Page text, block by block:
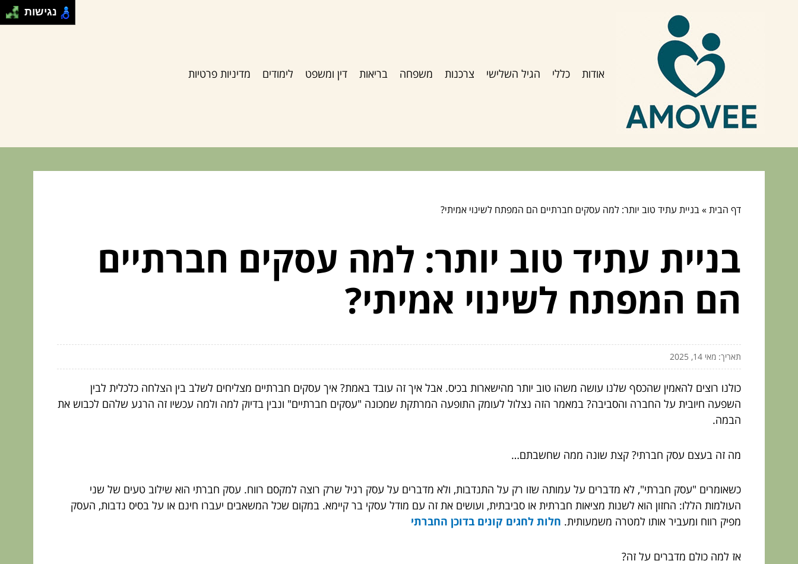
אודות כללי הגיל השלישי צרכנות משפחה בריאות דין ומשפט לימודים מדיניות פרטיות
דף הבית»בניית עתיד טוב יותר: למה עסקים חברתיים הם המפתח לשינוי אמיתי?
בניית עתיד טוב יותר: למה עסקים חברתיים
הם המפתח לשינוי אמיתי?
תאריך: מאי 14, 2025
כולנו רוצים להאמין שהכסף שלנו עושה משהו טוב יותר מהישארות בכיס. אבל איך זה עובד באמת? איך עסקים חברתיים מצליחים לשלב בין הצלחה כלכלית לבין
השפעה חיובית על החברה והסביבה? במאמר הזה נצלול לעומק התופעה המרתקת שמכונה "עסקים חברתיים" ונבין בדיוק למה ולמה עכשיו זה הרגע שלהם לכבוש את
הבמה.
מה זה בעצם עסק חברתי? קצת שונה ממה שחשבתם…
כשאומרים "עסק חברתי", לא מדברים על עמותה שזו רק על התנדבות, ולא מדברים על עסק רגיל שרק רוצה למקסם רווח. עסק חברתי הוא שילוב טעים של שני
העולמות הללו: החזון הוא לשנות מציאות חברתית או סביבתית, ועושים את זה עם מודל עסקי בר קיימא. במקום שכל המשאבים יעברו חינם או על בסיס נדבות, העסק
מפיק רווח ומעביר אותו למטרה משמעותית. חלות לחגים קונים בדוכן החברתי
אז למה כולם מדברים על זה?
נגישות